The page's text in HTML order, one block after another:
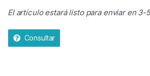
El artículo estará listo para enviar en 3-
Consultar